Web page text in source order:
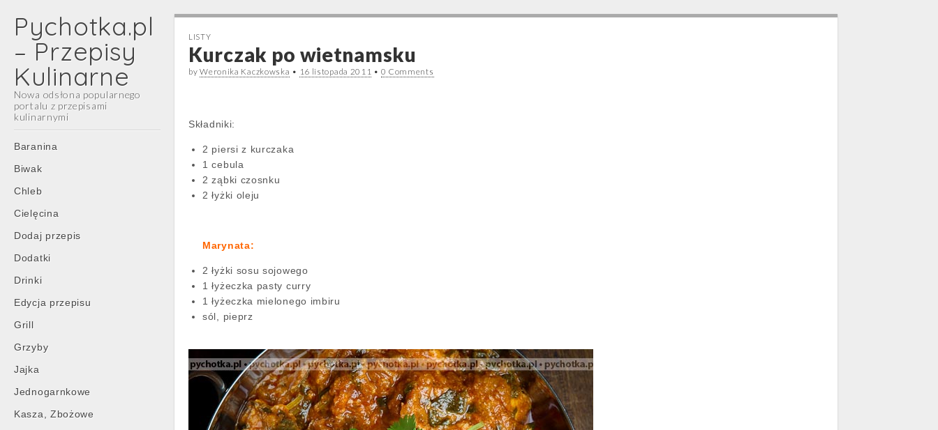
Pychotka.pl
– Przepisy
Kulinarne
Nowa odsłona popularnego
portalu z przepisami
kulinarnymi
Main
menu
Skip
content
Baranina
Biwak
Chleb
Cielęcina
Dodaj przepis
Dodatki
Drinki
Edycja przepisu
Grill
Grzyby
Jajka
Jednogarnkowe
Kasza, Zbożowe
LISTY
Kurczak po wietnamsku
byWeronika Kaczkowska • 16 listopada 2011 • 0 Comments
Składniki:
2 piersi z kurczaka
1 cebula
2 ząbki czosnku
2 łyżki oleju
Marynata:
2 łyżki sosu sojowego
1 łyżeczka pasty curry
1 łyżeczka mielonego imbiru
sól, pieprz